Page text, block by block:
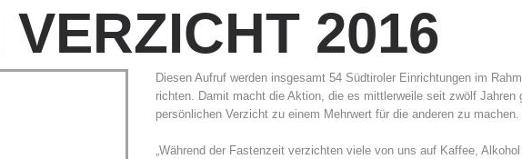
Association History
ITAT 4187 ITAT
VERZICHT 2016
Diesen Aufruf werden insgesamt 54 Südtiroler Einrichtungen im
richten. Damit macht die Aktion, die es mittlerweile seit zwölf
persönlichen Verzicht zu einem Mehrwert für die anderen zu machen.
„Während der Fastenzeit verzichten viele von uns auf Kaffee,